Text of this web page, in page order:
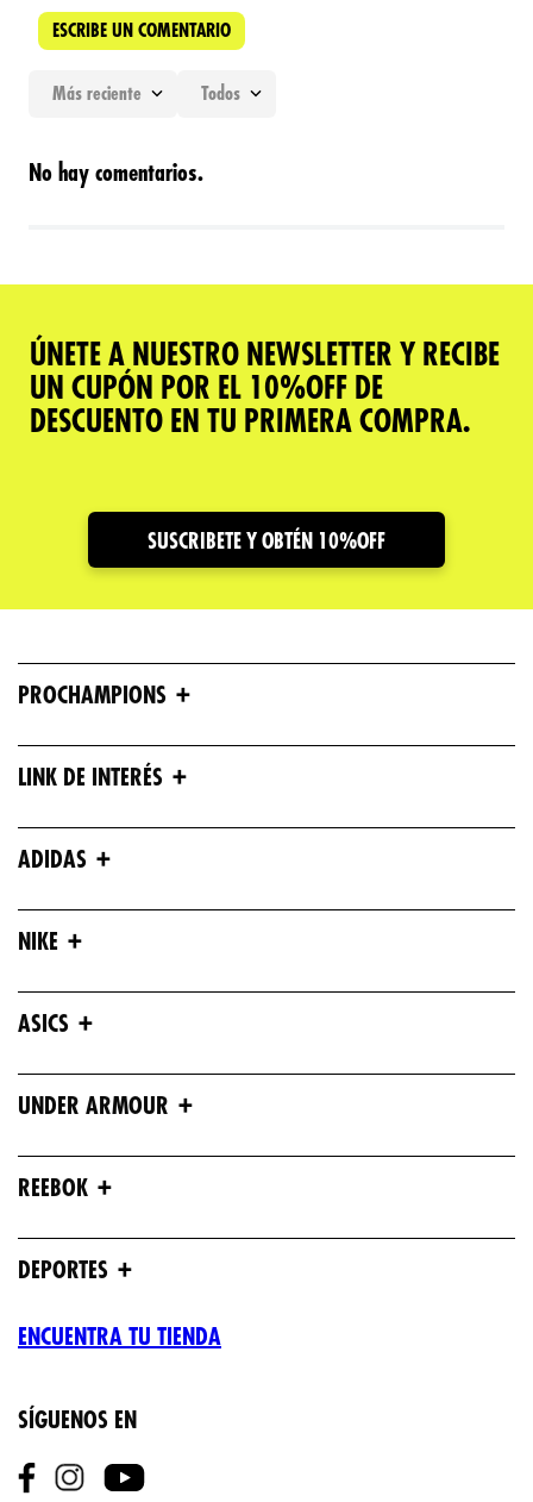
ESCRIBE UN COMENTARIO
Tu nombre
Escribe un comentario
Más reciente Todos
No hay comentarios.
ÚNETE A NUESTRO NEWSLETTER Y RECIBE
UN CUPÓN POR EL 10%OFF DE
DESCUENTO EN TU PRIMERA COMPRA.
SUSCRIBETE Y OBTÉN 10%OFF
PROCHAMPIONS +
LINK DE INTERÉS +
ADIDAS +
NIKE +
ASICS +
UNDER ARMOUR +
REEBOK +
DEPORTES +
ENCUENTRA TU TIENDA
SÍGUENOS EN